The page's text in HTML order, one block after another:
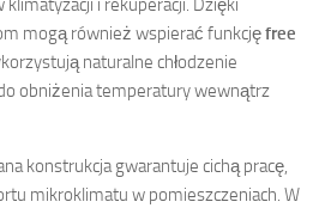
i rekuperacji. Dzięki
mogą również wspierać funkcjęfree
naturalne chłodzenie
obniżenia temperatury wewnątrz
konstrukcja gwarantuje cichą pracę,
mikroklimatu w pomieszczeniach. W